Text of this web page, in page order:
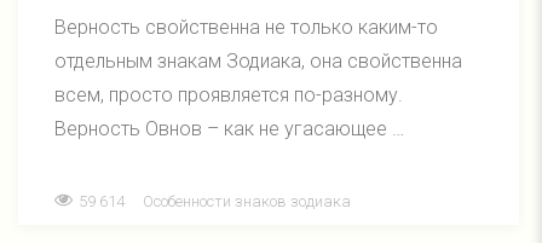
Верность свойственна не только каким-то
отдельным знакам Зодиака, она свойственна
всем, просто проявляется по-разному.
Верность Овнов – как не угасающее …
59 614 Особенности знаков зодиака